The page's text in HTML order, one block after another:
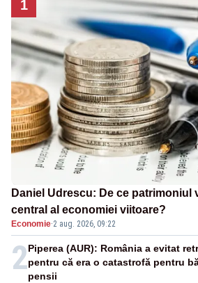
1
Daniel Udrescu: De ce patrimoniul
central al economiei viitoare?
Economie·2 aug. 2026, 09:22
2Piperea (AUR): România a evitat
pentru că era o catastrofă pentru
pensii